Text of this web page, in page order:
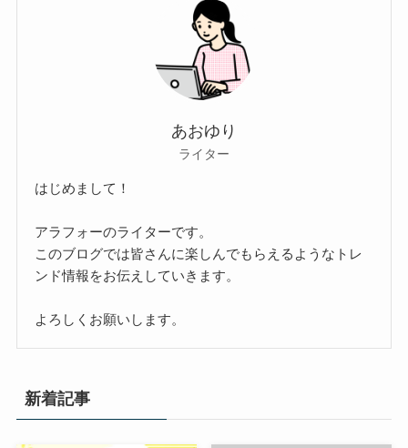
あおゆり
ライター
はじめまして！
アラフォーのライターです。
このブログでは皆さんに楽しんでもらえるようなトレ
ンド情報をお伝えしていきます。
よろしくお願いします。
新着記事